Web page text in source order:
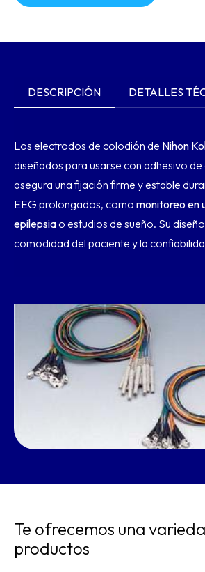
DESCRIPCIÓN DETALLES
Los electrodos de colodión de Nihon
diseñados para usarse con adhesivo
asegura una fijación firme y estable
EEG prolongados, como monitoreo en
epilepsiao estudios de sueño. Su
comodidad del paciente y la
Te ofrecemos una
productos